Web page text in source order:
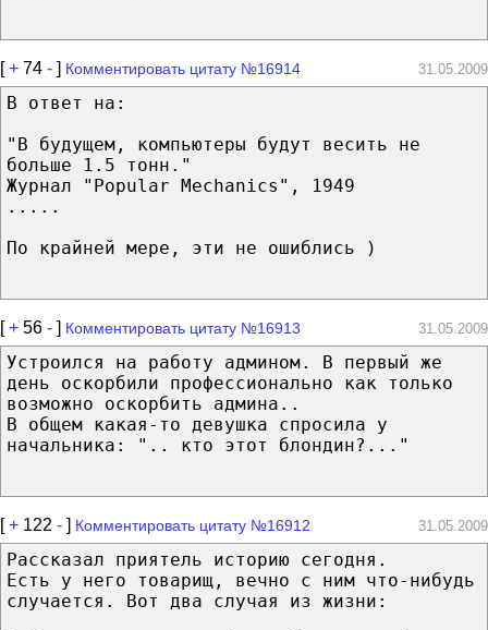
[+ 74 - ] Комментировать цитату №16914 31.05.2009
В ответ на:
"В будущем, компьютеры будут весить не
больше 1.5 тонн."
Журнал "Popular Mechanics", 1949
.....
По крайней мере, эти не ошиблись )
[+ 56 - ] Комментировать цитату №16913 31.05.2009
Устроился на работу админом. В первый же
день оскорбили профессионально как только
возможно оскорбить админа..
В общем какая-то девушка спросила у
начальника: ".. кто этот блондин?..."
[+ 122 - ] Комментировать цитату №16912 31.05.2009
Рассказал приятель историю сегодня.
Есть у него товарищ, вечно с ним что-нибудь
случается. Вот два случая из жизни: